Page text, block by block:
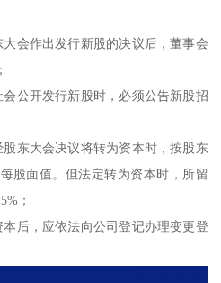
会作出发行新股的决议后，董事会
公开发行新股时，必须公告新股招
东大会决议将转为资本时，按股东
股面值。但法定转为资本时，所留
；
后，应依法向公司登记办理变更登